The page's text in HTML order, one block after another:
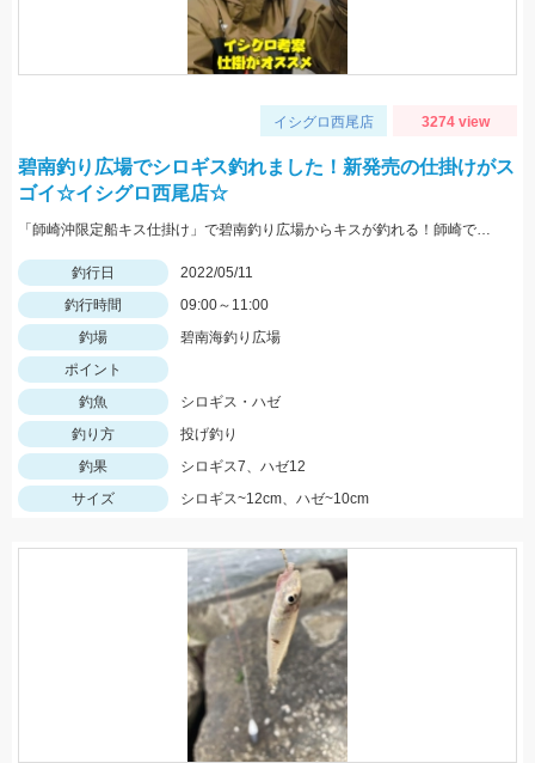
イシグロ西尾店 3274 view
碧南釣り広場でシロギス釣れました！新発売の仕掛けがス
ゴイ☆イシグロ西尾店☆
「師崎沖限定船キス仕掛け」で碧南釣り広場からキスが釣れる！師崎でも船でもないけどとっても使いやすい！
釣行日
2022/05/11
釣行時間
09:00～11:00
釣場
碧南海釣り広場
ポイント
釣魚
シロギス・ハゼ
釣り方
投げ釣り
釣果
シロギス7、ハゼ12
サイズ
シロギス~12cm、ハゼ~10cm